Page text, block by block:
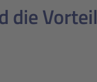
die